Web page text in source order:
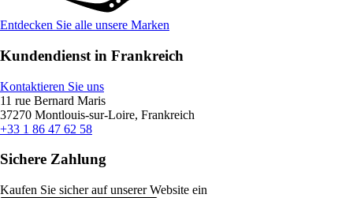
Entdecken Sie alle unsere Marken
Kundendienst in Frankreich
Kontaktieren Sie uns
11 rue Bernard Maris
37270 Montlouis-sur-Loire, Frankreich
+33 1 86 47 62 58
Sichere Zahlung
Kaufen Sie sicher auf unserer Website ein